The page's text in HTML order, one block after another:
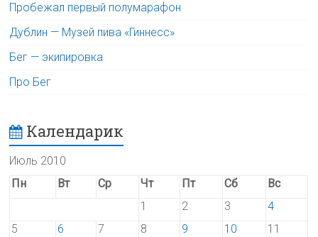
Пробежал первый полумарафон
Дублин — Музей пива «Гиннесс»
Бег — экипировка
Про Бег
Календарик
Июль 2010
Пн
Вт Ср Чт Пт Сб
Вс
1
2 3
4
5
6 7 8 9 10
11